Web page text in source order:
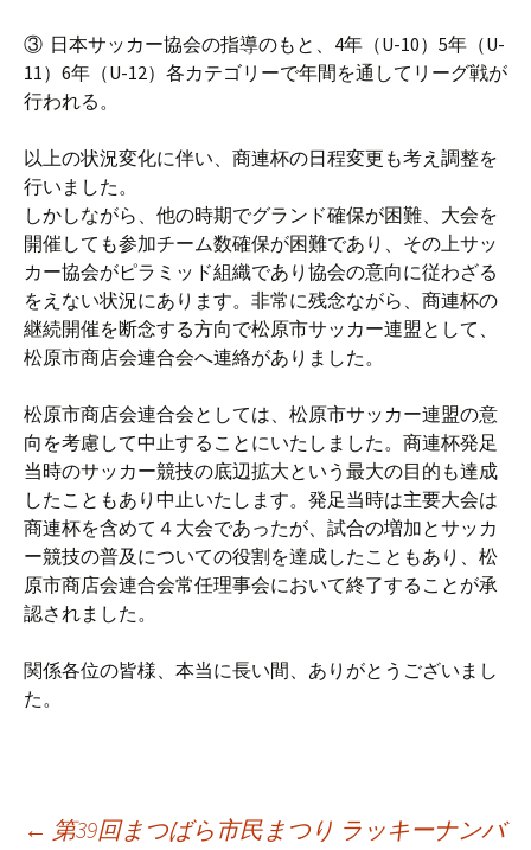
③ 日本サッカー協会の指導のもと、4年（U-10）5年（U-
11）6年（U-12）各カテゴリーで年間を通してリーグ戦が
行われる。
以上の状況変化に伴い、商連杯の日程変更も考え調整を
行いました。
しかしながら、他の時期でグランド確保が困難、大会を
開催しても参加チーム数確保が困難であり、その上サッ
カー協会がピラミッド組織であり協会の意向に従わざる
をえない状況にあります。非常に残念ながら、商連杯の
継続開催を断念する方向で松原市サッカー連盟として、
松原市商店会連合会へ連絡がありました。
松原市商店会連合会としては、松原市サッカー連盟の意
向を考慮して中止することにいたしました。商連杯発足
当時のサッカー競技の底辺拡大という最大の目的も達成
したこともあり中止いたします。発足当時は主要大会は
商連杯を含めて４大会であったが、試合の増加とサッカ
ー競技の普及についての役割を達成したこともあり、松
原市商店会連合会常任理事会において終了することが承
認されました。
関係各位の皆様、本当に長い間、ありがとうございまし
た。
← 第39回まつばら市民まつり ラッキーナンバ